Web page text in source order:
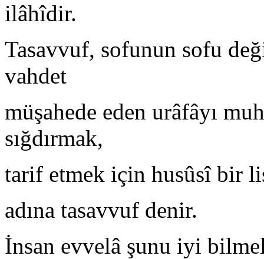
ilâhîdir.
Tasavvuf, sofunun sofu
vahdet
müşahede eden urâfâyı
sığdırmak,
tarif etmek için husûsî bir
adına tasavvuf denir.
İnsan evvelâ şunu iyi